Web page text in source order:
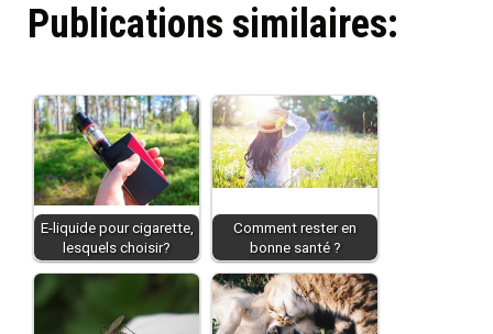
Publications similaires:
E-liquide pour cigarette,
lesquels choisir?
Comment rester en
bonne santé ?